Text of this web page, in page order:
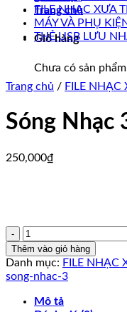
Trang chủ
Giỏ hàng
Chưa có sản
FILE NHẠC XƯA
MÁY VÀ PHỤ
THẺ USB LƯU
Trang chủ / FILE NHẠC
Sóng Nhạc
250,000₫
Sóng
Nhạc
3
số
Thêm vào giỏ hàng
Danh mục: FILE NHẠC
song-nhac-3
Mô tả